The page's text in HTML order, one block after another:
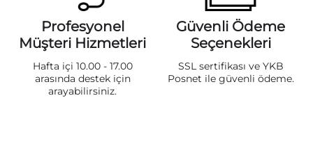
Profesyonel
Müşteri Hizmetleri
Hafta içi 10.00 - 17.00
arasında destek için
arayabilirsiniz.
Güvenli Ödeme
Seçenekleri
SSL sertifikası ve YKB
Posnet ile güvenli ödeme.